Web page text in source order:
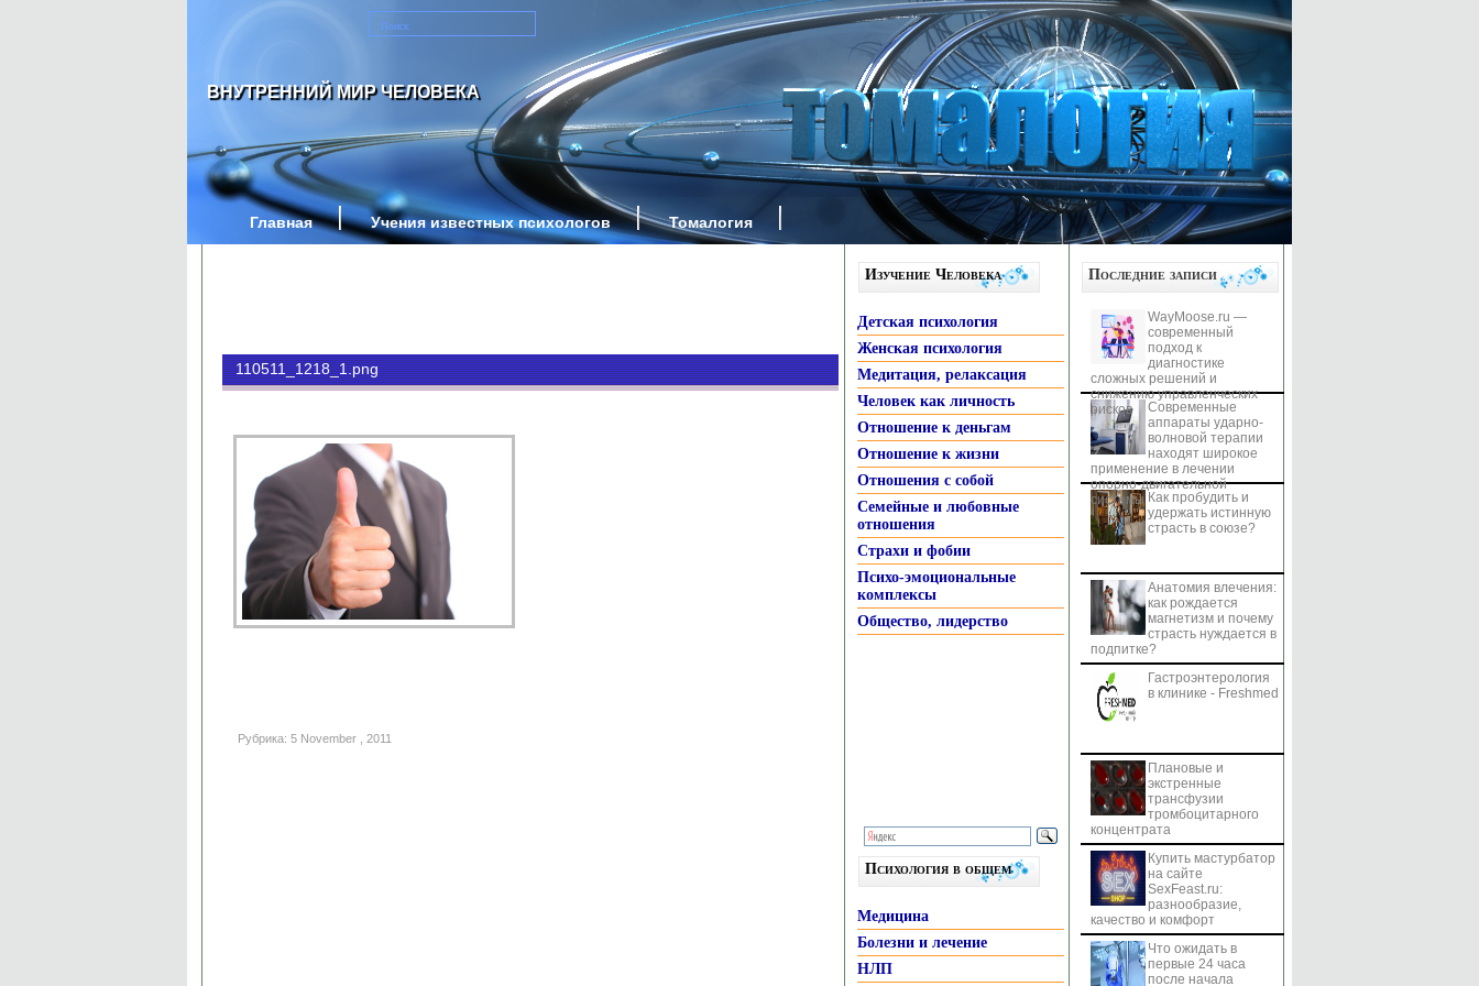
ВНУТРЕННИЙ МИР ЧЕЛОВЕКА
Главная Учения известных психологов Томалогия
110511_1218_1.png
Рубрика: 5 November , 2011
Изучение Человека
Детская психология
Женская психология
Медитация, релаксация
Человек как личность
Отношение к деньгам
Отношение к жизни
Отношения с собой
Семейные и любовные
отношения
Страхи и фобии
Психо-эмоциональные
комплексы
Общество, лидерство
Психология в общем
Медицина
Болезни и лечение
НЛП
Последние записи
WayMoose.ru —
современный
подход к
диагностике
сложных решений и
снижению управленческих
рисков
Современные
аппараты ударно-
волновой терапии
находят широкое
применение в лечении
опорно-двигательной
системы Как пробудить и
удержать истинную
страсть в союзе?
Анатомия влечения:
как рождается
магнетизм и почему
страсть нуждается в
подпитке?
Гастроэнтерология
в клинике - Freshmed
Плановые и
экстренные
трансфузии
тромбоцитарного
концентрата
Купить мастурбатор
на сайте
SexFeast.ru:
разнообразие,
качество и комфорт
Что ожидать в
первые 24 часа
после начала